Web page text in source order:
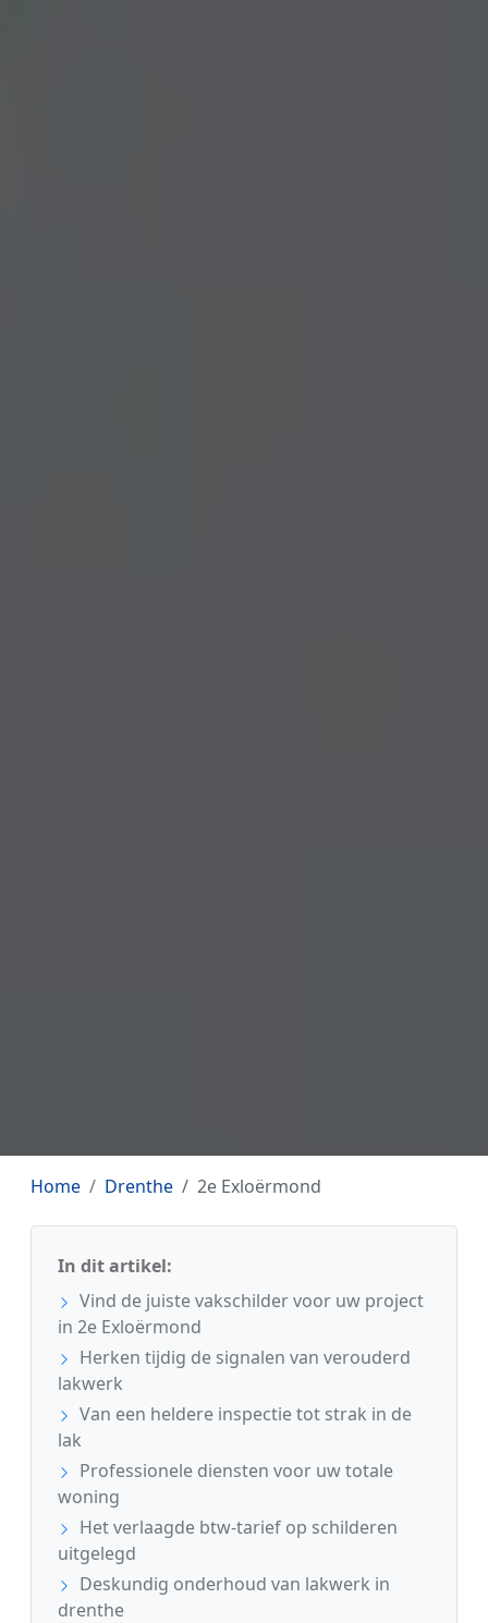
Home Drenthe 2e Exloërmond
In dit artikel:
Vind de juiste vakschilder voor uw project
in 2e Exloërmond
Herken tijdig de signalen van verouderd
lakwerk
Van een heldere inspectie tot strak in de
lak
Professionele diensten voor uw totale
woning
Het verlaagde btw-tarief op schilderen
uitgelegd
Deskundig onderhoud van lakwerk in
drenthe